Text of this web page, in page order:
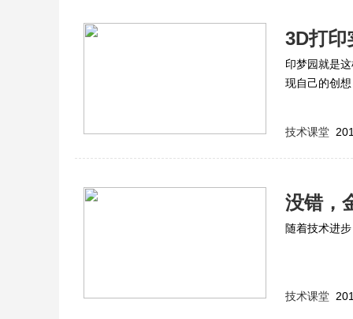
3D打印
印梦园就是
现自己的创
技术课堂
没错，
随着技术进
技术课堂